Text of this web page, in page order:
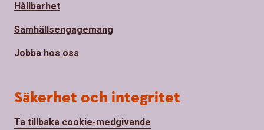
Hållbarhet
Samhällsengagemang
Jobba hos oss
Säkerhet och integritet
Ta tillbaka cookie-medgivande